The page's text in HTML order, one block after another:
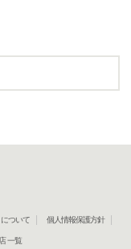
ついて 個人情報保護方針
一覧